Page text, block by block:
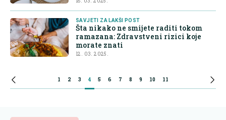
SAVJETI ZA LAKŠI POST
Šta nikako ne smijete raditi tokom
ramazana: Zdravstveni rizici koje
morate znati
12. 03. 2025.
1 2 3 4 5 6 7 8 9 10 11